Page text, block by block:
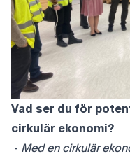
Vad ser du för
cirkulär ekonomi?
- Med en cirkulär